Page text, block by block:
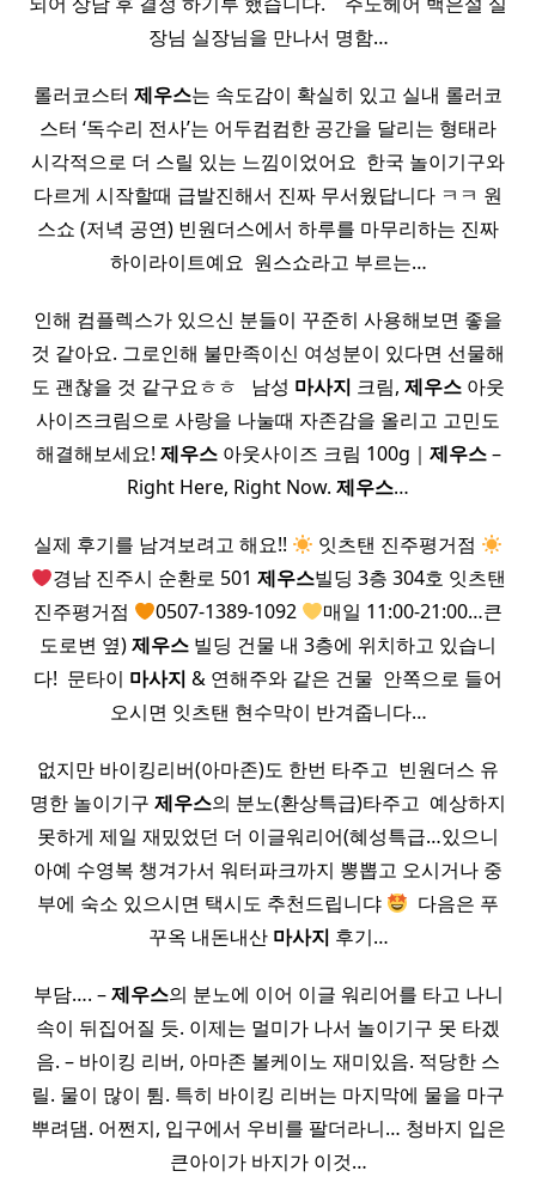
장님 실장님을 만나서 명함…
롤러코스터 제우스는 속도감이 확실히 있고 실내 롤러코
스터 ‘독수리 전사’는 어두컴컴한 공간을 달리는 형태라
시각적으로 더 스릴 있는 느낌이었어요 ​ 한국 놀이기구와
다르게 시작할때 급발진해서 진짜 무서웠답니다 ㅋㅋ 원
스쇼 (저녁 공연) 빈원더스에서 하루를 마무리하는 진짜
하이라이트예요 ​ 원스쇼라고 부르는…
인해 컴플렉스가 있으신 분들이 꾸준히 사용해보면 좋을
것 같아요. 그로인해 불만족이신 여성분이 있다면 선물해
도 괜찮을 것 같구요ㅎㅎ ​ ​ 남성 마사지 크림, 제우스 아웃
사이즈크림으로 사랑을 나눌때 자존감을 올리고 고민도
해결해보세요! 제우스아웃사이즈 크림 100g｜ 제우스–
Right Here, Right Now. 제우스…
실제 후기를 남겨보려고 해요!!
잇츠탠 진주평거점
경남 진주시 순환로 501 제우스빌딩 3층 304호 잇츠탠
진주평거점
0507-1389-1092
매일 11:00-21:00…큰
도로변 옆)제우스 빌딩 건물 내 3층에 위치하고 있습니
다! ​ 문타이 마사지 & 연해주와 같은 건물 ​ 안쪽으로 들어
오시면 잇츠탠 현수막이 반겨줍니다…
없지만 바이킹리버(아마존)도 한번 타주고 ​ 빈원더스 유
명한 놀이기구 제우스의 분노(환상특급)타주고 ​ 예상하지
못하게 제일 재밌었던 더 이글워리어(혜성특급…있으니
아예 수영복 챙겨가서 워터파크까지 뽕뽑고 오시거나 중
부에 숙소 있으시면 택시도 추천드립니댜
​ 다음은 푸
꾸옥 내돈내산 마사지 후기…
부담…. –제우스의 분노에 이어 이글 워리어를 타고 나니
속이 뒤집어질 듯. 이제는 멀미가 나서 놀이기구 못 타겠
음. – 바이킹 리버, 아마존 볼케이노 재미있음. 적당한 스
릴. 물이 많이 튐. 특히 바이킹 리버는 마지막에 물을 마구
뿌려댐. 어쩐지, 입구에서 우비를 팔더라니… 청바지 입은
큰아이가 바지가 이것…